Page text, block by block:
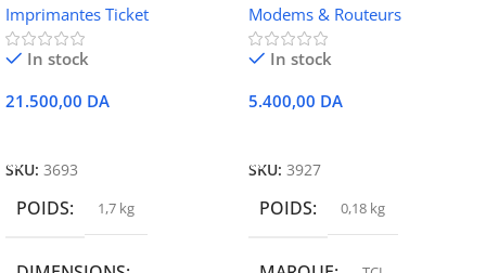
Ethernet
Imprimantes Ticket
In stock
21.500,00 DA
SKU: 3693
POIDS 1,7 kg
Modems & Routeurs
In stock
5.400,00 DA
SKU: 3927
POIDS 0,18 kg